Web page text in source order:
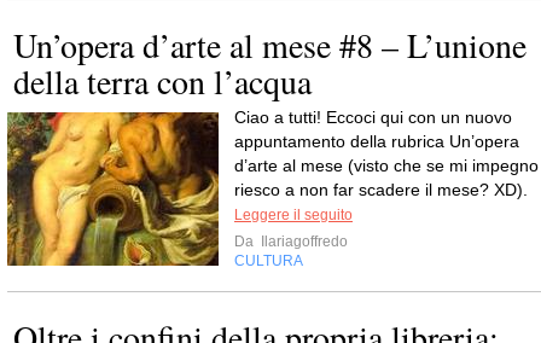
Un’opera d’arte al mese #8 – L’unione
della terra con l’acqua
Ciao a tutti! Eccoci qui con un nuovo
appuntamento della rubrica Un’opera
d’arte al mese (visto che se mi impegno
riesco a non far scadere il mese? XD).
Leggere il seguito
Da
Ilariagoffredo
CULTURA